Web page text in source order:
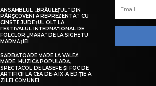
ANSAMBLUL „BRÂULEȚUL” DIN
PÂRȘCOVENI A REPREZENTAT CU
CINSTE JUDEȚUL OLT LA
FESTIVALUL INTERNAȚIONAL DE
FOLCLOR „MARA” DE LA SIGHETU
MARMAȚIEI
SĂRBĂTOARE MARE LA VALEA
MARE. MUZICĂ POPULARĂ,
SPECTACOL DE LASERE ȘI FOC DE
ARTIFICII LA CEA DE-A IX-A EDIȚIE A
ZILEI COMUNEI